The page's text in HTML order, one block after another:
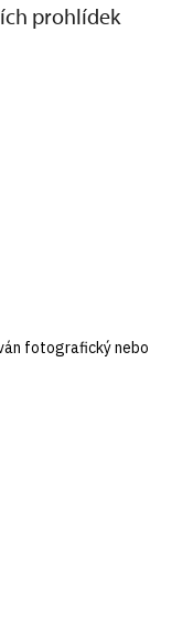
prohlídek
fotografický nebo